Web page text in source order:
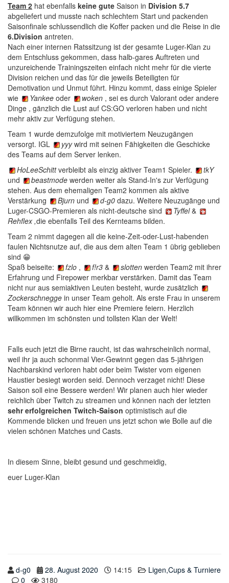
Team 2 hat ebenfalls keine gute Saison in Division 5.7
abgeliefert und musste nach schlechtem Start und packenden
Saisonfinale schlussendlich die Koffer packen und die Reise in die
6.Division antreten.
Nach einer internen Ratssitzung ist der gesamte Luger-Klan zu
dem Entschluss gekommen, dass halb-gares Auftreten und
unzureichende Trainingszeiten einfach nicht mehr für die vierte
Division reichen und das für die jeweils Beteiligten für
Demotivation und Unmut führt. Hinzu kommt, dass einige Spieler
wie
Yankee oder woken , sei es durch Valorant oder andere
Dinge , gänzlich die Lust auf CS:GO verloren haben und nicht
mehr aktiv zur Verfügung stehen.
Team 1 wurde demzufolge mit motiviertem Neuzugängen
versorgt. IGL
yyywird mit seinen Fähigkeiten die Geschicke
des Teams auf dem Server lenken.
HoLeeSchittverbleibt als einzig aktiver Team1 Spieler.
tkY
und
beastmode werden weiter als Stand-In's zur Verfügung
stehen. Aus dem ehemaligen Team2 kommen als aktive
Verstärkung
Bjurn und d-g0 dazu. Weitere Neuzugänge und
Luger-CSGO-Premieren als nicht-deutsche sind
Tyffel&
Rehflex ,die ebenfalls Teil des Kernteams bilden.
Team 2 nimmt dagegen all die keine-Zeit-oder-Lust-habenden
faulen Nichtsnutze auf, die aus dem alten Team 1 übrig geblieben
sind 😁
Spaß beiseite:
fzlo , f!r3 & slotten werden Team2 mit ihrer
Erfahrung und Firepower merkbar verstärken. Damit das Team
nicht nur aus semiaktiven Leuten besteht, wurde zusätzlich
Zockerschnegge in unser Team geholt. Als erste Frau in unserem
Team können wir auch hier eine Premiere feiern. Herzlich
willkommen im schönsten und tollsten Klan der Welt!
Falls euch jetzt die Birne raucht, ist das wahrscheinlich normal,
weil ihr ja auch schonmal Vier-Gewinnt gegen das 5-jährigen
Nachbarskind verloren habt oder beim Twister vom eigenen
Haustier besiegt worden seid. Dennoch verzaget nicht! Diese
Saison soll eine Bessere werden! Wir planen auch hier wieder
reichlich über Twitch zu streamen und können nach der letzten
sehr erfolgreichen Twitch-Saison optimistisch auf die
Kommende blicken und freuen uns jetzt schon wie Bolle auf die
vielen schönen Matches und Casts.
In diesem Sinne, bleibt gesund und geschmeidig,
euer Luger-Klan
d-g0 28. August 2020 14:15
Ligen,Cups & Turniere
0
3180